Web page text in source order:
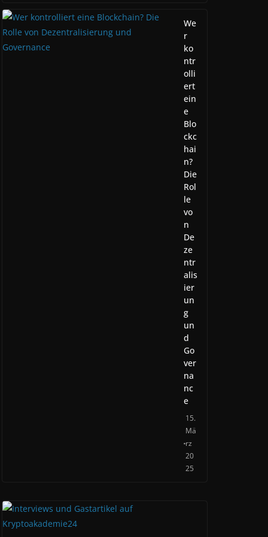
We
r
ko
ntr
olli
ert
ein
e
Blo
ckc
hai
n?
Die
Rol
le
vo
n
De
ze
ntr
alis
ier
un
g
un
d
Go
ver
na
nc
e
15.
Mä
rz
20
25